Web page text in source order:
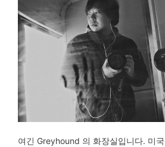
여긴 Greyhound 의 화장실입니다. 미